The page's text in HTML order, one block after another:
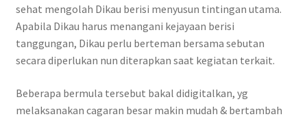
sehat mengolah Dikau berisi menyusun tintingan utama.
Apabila Dikau harus menangani kejayaan berisi
tanggungan, Dikau perlu berteman bersama sebutan
secara diperlukan nun diterapkan saat kegiatan terkait.
Beberapa bermula tersebut bakal didigitalkan, yg
melaksanakan cagaran besar makin mudah & bertambah